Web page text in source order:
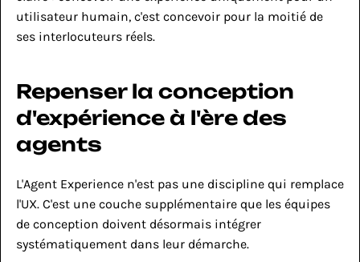
utilisateur humain, c'est concevoir pour la moitié de
ses interlocuteurs réels.
Repenser la conception
d'expérience à l'ère des
agents
L'Agent Experience n'est pas une discipline qui remplace
l'UX. C'est une couche supplémentaire que les équipes
de conception doivent désormais intégrer
systématiquement dans leur démarche.